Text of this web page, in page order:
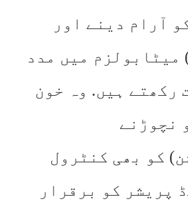
آرام دینے اور
میٹابولزم میں مدد
رکھتے ہیں. وہ خون
نچوڑنے
کو بھی کنٹرول
پریشر کو برقرار